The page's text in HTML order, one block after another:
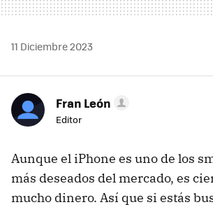
11 Diciembre 2023
Fran León
Editor
Aunque el iPhone es uno de los
más deseados del mercado, es
mucho dinero. Así que si estás